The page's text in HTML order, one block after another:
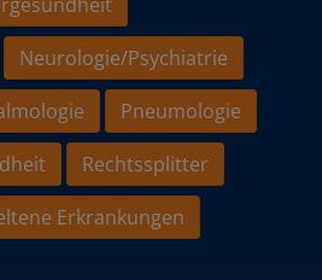
Neurologie/Psychiatrie
Pneumologie
Rechtssplitter
Erkrankungen